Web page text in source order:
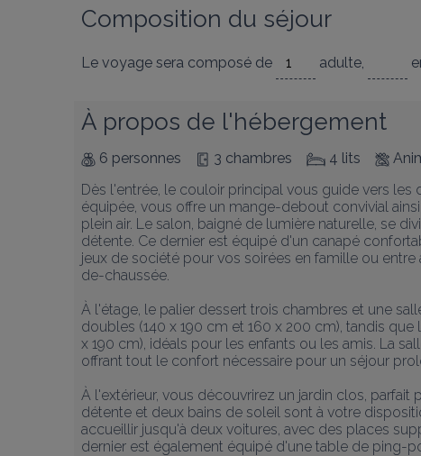
Composition du séjour
Le voyage sera composé de adulte,
À propos de l'hébergement
6 personnes 3 chambres 4 lits
Dès l'entrée, le couloir principal vous guide vers
équipée, vous offre un mange-debout convivial
plein air. Le salon, baigné de lumière naturelle, se
détente. Ce dernier est équipé d'un canapé
jeux de société pour vos soirées en famille ou
de-chaussée.
À l'étage, le palier dessert trois chambres et une
doubles (140 x 190 cm et 160 x 200 cm), tandis
x 190 cm), idéals pour les enfants ou les amis. La
offrant tout le confort nécessaire pour un séjour
À l'extérieur, vous découvrirez un jardin clos,
détente et deux bains de soleil sont à votre
accueillir jusqu'à deux voitures, avec des places
dernier est également équipé d'une table de ping-